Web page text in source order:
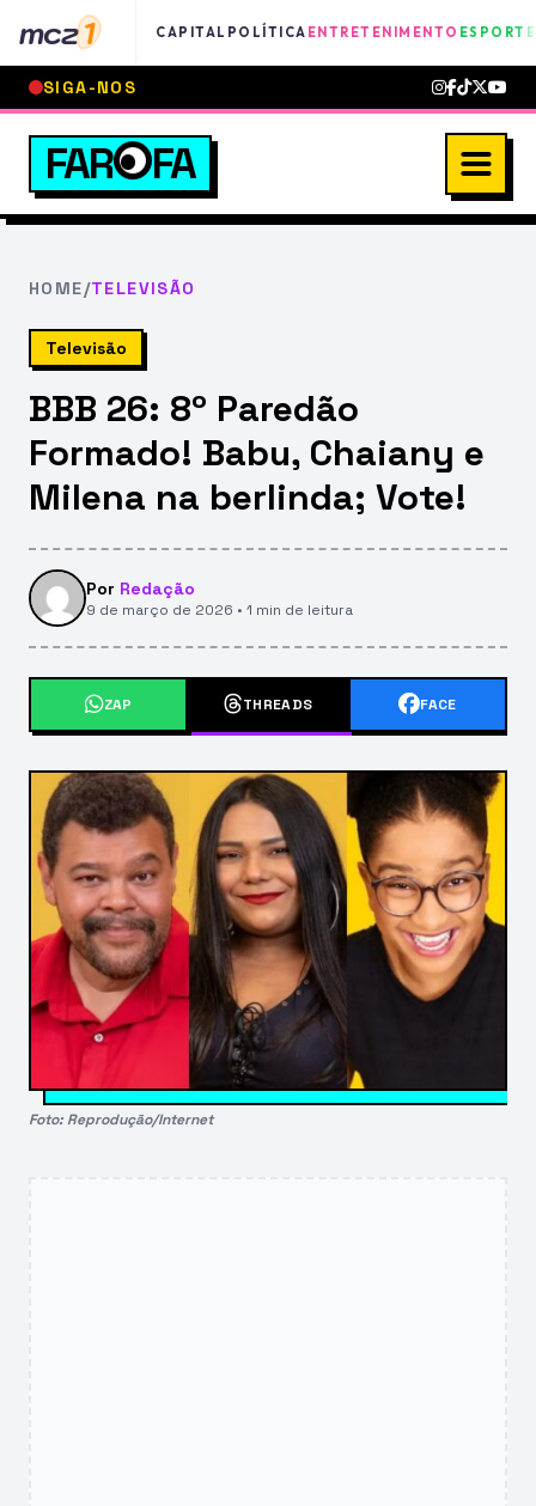
mcz1 CAPITAL POLÍTICA ENTRETENIMENTO
SIGA-NOS
FAR FA
HOME/TELEVISÃO
Televisão
BBB 26: 8º Paredão
Formado! Babu, Chaiany e
Milena na berlinda; Vote!
Por Redação
9 de março de 2026 • 1 min de leitura
ZAP THREADS FACE
Foto: Reprodução/Internet